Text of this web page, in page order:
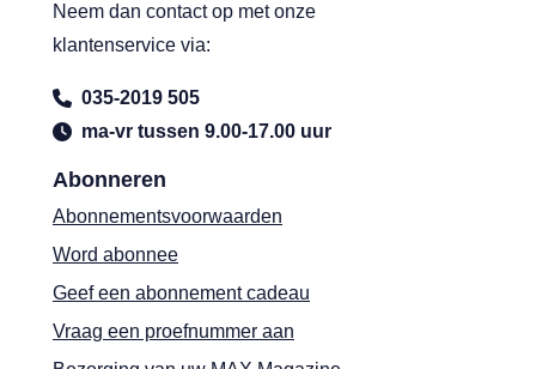
Abonneren
Abonnementsvoorwaarden
Word abonnee
Geef een abonnement cadeau
Vraag een proefnummer aan
Neem dan contact op met onze
klantenservice via:
035-2019 505
ma-vr tussen 9.00-17.00 uur